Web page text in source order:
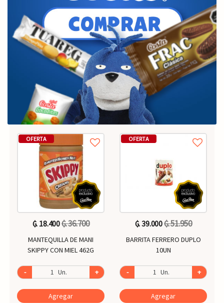
OFERTA
₲. 18.400₲. 36.700
MANTEQUILLA DE MANI
SKIPPY CON MIEL 462G
- Un. +
Agregar
OFERTA
₲. 39.000₲. 51.950
BARRITA FERRERO DUPLO
10UN
- Un. +
Agregar